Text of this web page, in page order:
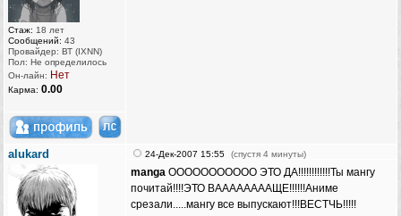
Стаж: 18 лет
Сообщений: 43
Провайдер: ВТ (IXNN)
Пол: Не определилось
Он-лайн: Нет
Карма: 0.00
alukard 24-Дек-2007 15:55 (спустя 4 минуты)
manga ООООООООООО ЭТО ДА!!!!!!!!!!!!Ты мангу
почитай!!!!ЭТО ВААААААААЩЕ!!!!!!Аниме
срезали.....мангу все выпускают!!!ВЕСТЧЬ!!!!!